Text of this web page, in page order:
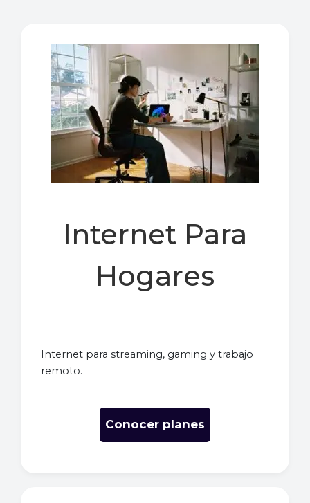
Internet Para
Hogares
Internet para streaming, gaming y trabajo
remoto.
Conocer planes